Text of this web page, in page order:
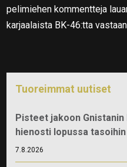
pelimiehen kommentteja
karjaalaista BK-46:tta
Tuoreimmat uutiset
Pisteet jakoon Gnistanin
hienosti lopussa tasoihin
7.8.2026